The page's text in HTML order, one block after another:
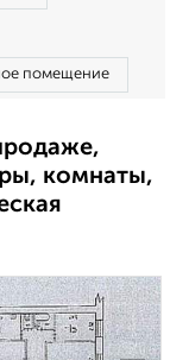
помещение
комнаты,